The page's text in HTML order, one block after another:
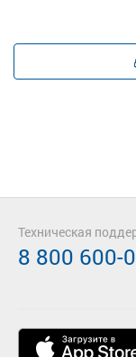
Техническая
8 800 600-